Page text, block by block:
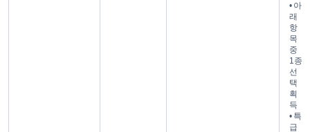
• 아
래
항
목
중
1종
선
택
획
득
• 특
급